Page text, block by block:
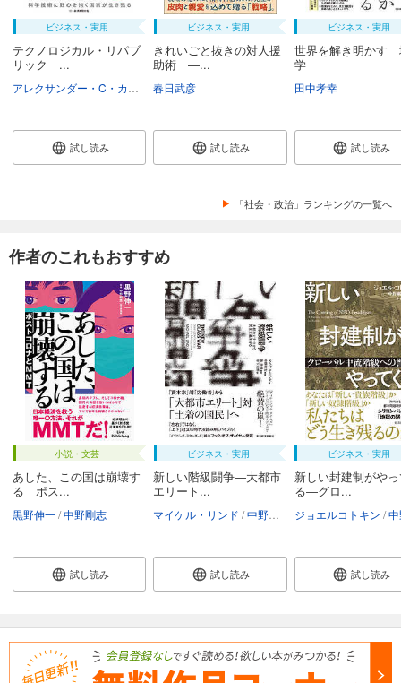
ビジネス・実用
テクノロジカル・リパブ
リック ...
ニコラス・W・ザミスカ 村井章子
試し読み
ビジネス・実用
きれいごと抜きの対人援
助術 ―...
春日武彦
試し読み
ビジネス・実用
世界を解き明かす
学
田中孝幸
試し読み
「社会・政治」ランキングの一覧へ
作者のこれもおすすめ
小説・文芸
あした、この国は崩壊す
る ポス...
黒野伸一 中野剛志
試し読み
ビジネス・実用
新しい階級闘争―大都市
エリート...
マイケル・リンド 中野剛志 施光恒 寺下滝郎
試し読み
ビジネス・実用
新しい封建制がや
る―グロ...
ジョエルコトキン 中
試し読み